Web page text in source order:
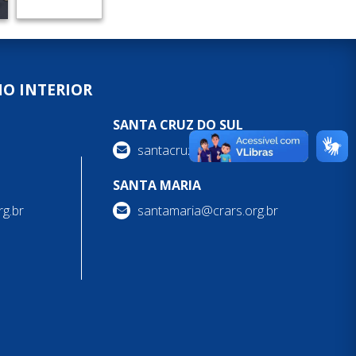
INTERIOR
SANTA CRUZ DO SUL
santacruzdosul@crars.org.br
SANTA MARIA
santamaria@crars.org.br